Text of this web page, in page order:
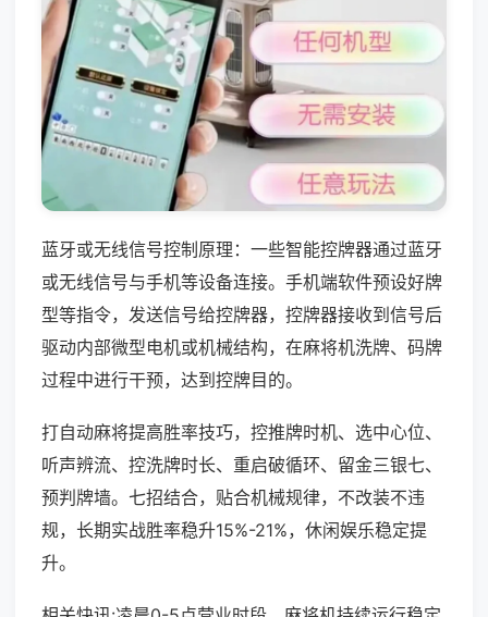
蓝牙或无线信号控制原理：一些智能控牌器通过蓝牙
或无线信号与手机等设备连接。手机端软件预设好牌
型等指令，发送信号给控牌器，控牌器接收到信号后
驱动内部微型电机或机械结构，在麻将机洗牌、码牌
过程中进行干预，达到控牌目的。
打自动麻将提高胜率技巧，控推牌时机、选中心位、
听声辨流、控洗牌时长、重启破循环、留金三银七、
预判牌墙。七招结合，贴合机械规律，不改装不违
规，长期实战胜率稳升15%-21%，休闲娱乐稳定提
升。